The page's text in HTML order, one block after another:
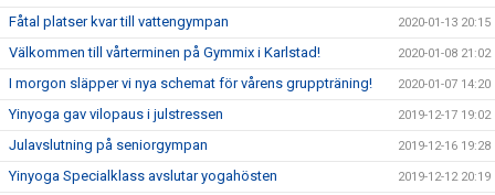
Fåtal platser kvar till vattengympan 2020-01-13 20:15
Välkommen till vårterminen på Gymmix i Karlstad! 2020-01-08 21:02
I morgon släpper vi nya schemat för vårens gruppträning! 2020-01-07 14:20
Yinyoga gav vilopaus i julstressen 2019-12-17 19:02
Julavslutning på seniorgympan 2019-12-16 19:28
Yinyoga Specialklass avslutar yogahösten 2019-12-12 20:19